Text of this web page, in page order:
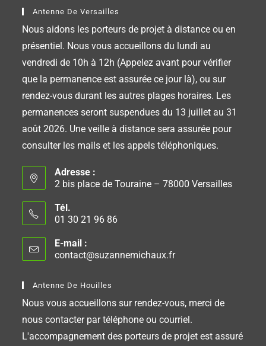
Antenne De Versailles
Nous aidons les porteurs de projet à distance ou en
présentiel. Nous vous accueillons du lundi au
vendredi de 10h à 12h (Appelez avant pour vérifier
que la permanence est assurée ce jour là), ou sur
rendez-vous durant les autres plages horaires. Les
permanences seront suspendues du 13 juillet au 31
août 2026. Une veille à distance sera assurée pour
consulter les mails et les appels téléphoniques.
Adresse :
2 bis place de Touraine – 78000 Versailles
Tél.
01 30 21 96 86
E-mail :
contact@suzannemichaux.fr
Antenne De Houilles
Nous vous accueillons sur rendez-vous, merci de
nous contacter par téléphone ou courriel.
L'accompagnement des porteurs de projet est assuré